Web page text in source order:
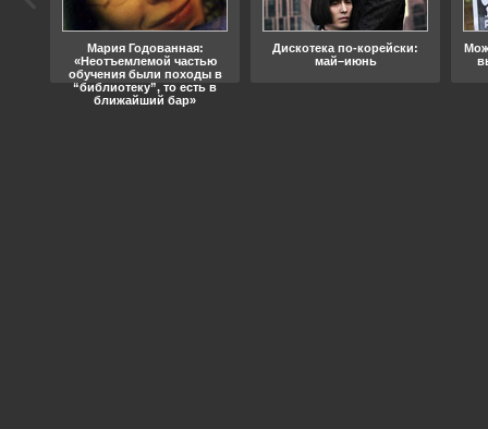
Мария Годованная:
«Неотъемлемой частью
обучения были походы в
“библиотеку”, то есть в
ближайший бар»
Дискотека по-корейски:
май–июнь